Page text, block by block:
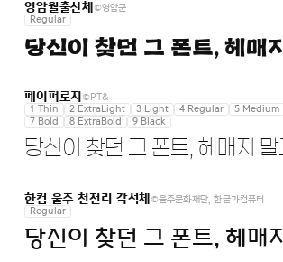
영암월출산체 ©영암군
Regular
페이퍼로지 ©PT&
1 Thin
2 ExtraLight 3 Light 4 Regular 5 Medium
7 Bold
8 ExtraBold 9 Black
한컴 울주 천전리 각석체 ©울주문화재단, 한글과컴퓨터
Regular